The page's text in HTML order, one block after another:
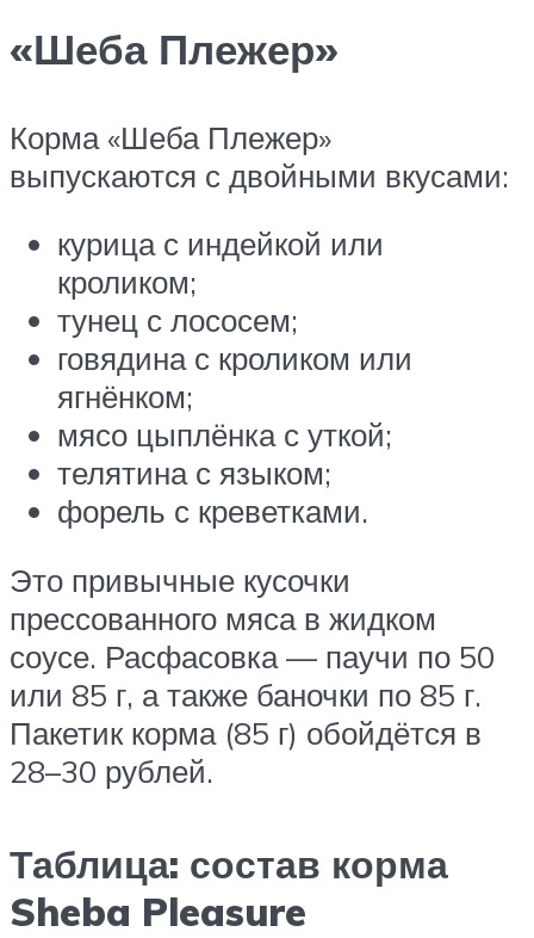
«Шеба Плежер»
Корма «Шеба Плежер»
выпускаются с двойными вкусами:
курица с индейкой или
кроликом;
тунец с лососем;
говядина с кроликом или
ягнёнком;
мясо цыплёнка с уткой;
телятина с языком;
форель с креветками.
Это привычные кусочки
прессованного мяса в жидком
соусе. Расфасовка — паучи по 50
или 85 г, а также баночки по 85 г.
Пакетик корма (85 г) обойдётся в
28–30 рублей.
Таблица: состав корма
Sheba Pleasure